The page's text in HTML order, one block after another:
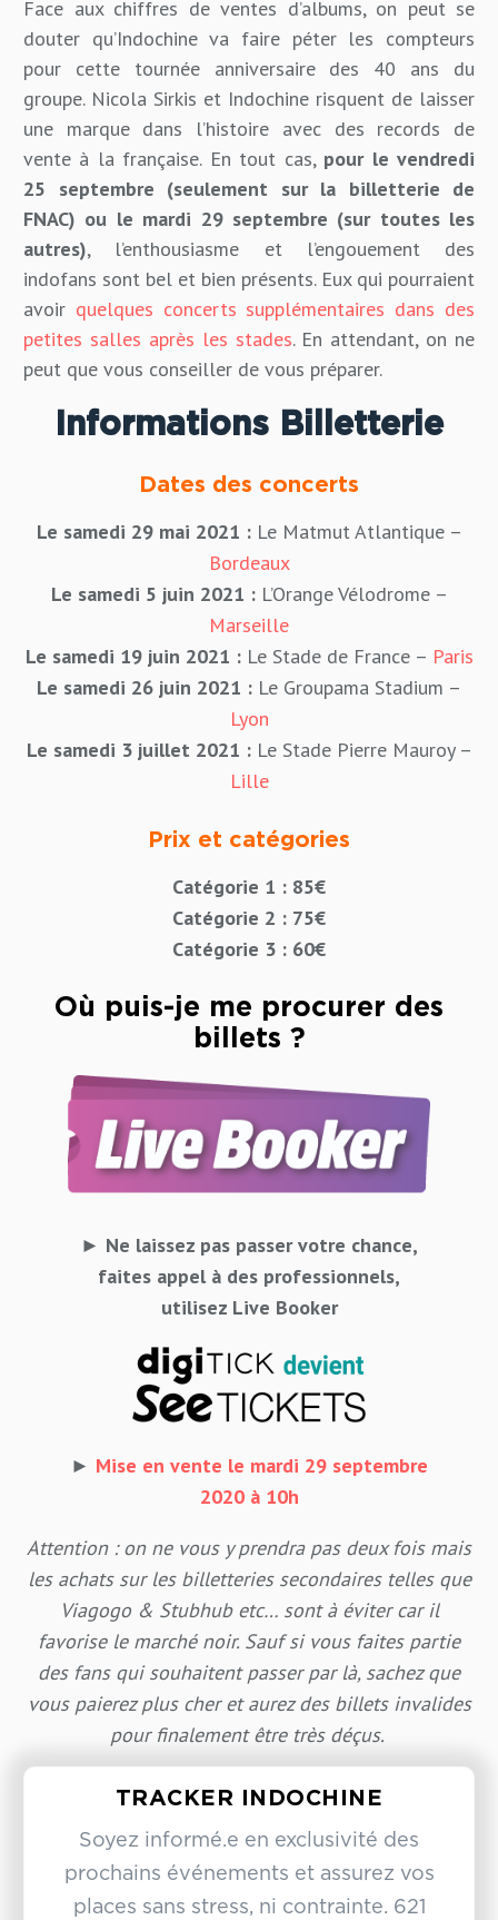
Face aux chiffres de ventes d’albums, on peut se
douter qu’Indochine va faire péter les compteurs
pour cette tournée anniversaire des 40 ans du
groupe. Nicola Sirkis et Indochine risquent de laisser
une marque dans l’histoire avec des records de
vente à la française. En tout cas, pour le vendredi
25 septembre (seulement sur la billetterie de
FNAC) ou le mardi 29 septembre (sur toutes les
autres), l’enthousiasme et l’engouement des
indofans sont bel et bien présents. Eux qui pourraient
avoir quelques concerts supplémentaires dans des
petites salles après les stades. En attendant, on ne
peut que vous conseiller de vous préparer.
Informations Billetterie
Dates des concerts
Le samedi 29 mai 2021 : Le Matmut Atlantique –
Bordeaux
Le samedi 5 juin 2021 : L’Orange Vélodrome –
Marseille
Le samedi 19 juin 2021 : Le Stade de France – Paris
Le samedi 26 juin 2021 : Le Groupama Stadium –
Lyon
Le samedi 3 juillet 2021 : Le Stade Pierre Mauroy –
Lille
Prix et catégories
Catégorie 1 : 85€
Catégorie 2 : 75€
Catégorie 3 : 60€
Où puis-je me procurer des
billets ?
► Ne laissez pas passer votre chance,
faites appel à des professionnels,
utilisez Live Booker
► Mise en vente le mardi 29 septembre
2020 à 10h
Attention : on ne vous y prendra pas deux fois mais
les achats sur les billetteries secondaires telles que
Viagogo & Stubhub etc… sont à éviter car il
favorise le marché noir. Sauf si vous faites partie
des fans qui souhaitent passer par là, sachez que
vous paierez plus cher et aurez des billets invalides
pour finalement être très déçus.
TRACKER INDOCHINE
Soyez informé.e en exclusivité des
prochains événements et assurez vos
places sans stress, ni contrainte. 621